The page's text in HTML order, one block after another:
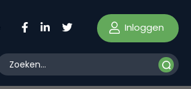
Inloggen